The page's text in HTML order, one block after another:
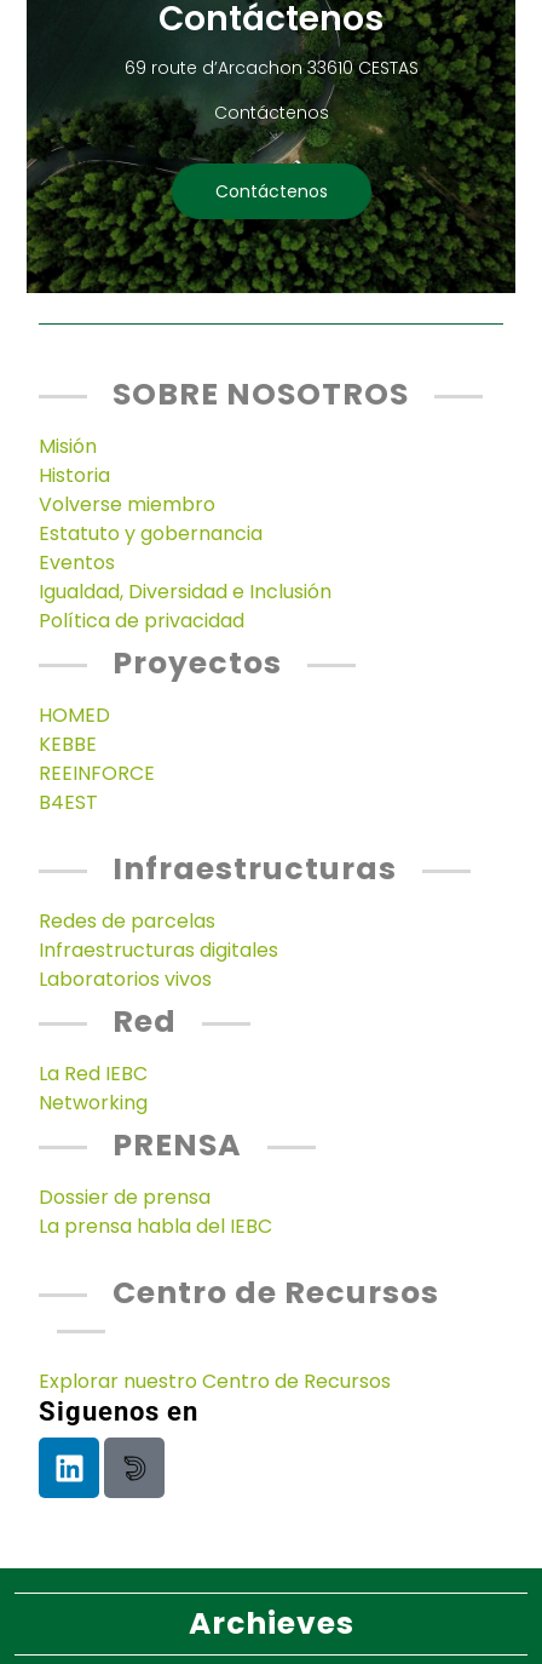
Contáctenos
69 route d’Arcachon 33610 CESTAS
Contáctenos
Contáctenos
SOBRE NOSOTROS
Misión
Historia
Volverse miembro
Estatuto y gobernancia
Eventos
Igualdad, Diversidad e Inclusión
Política de privacidad
Proyectos
HOMED
KEBBE
REEINFORCE
B4EST
Infraestructuras
Redes de parcelas
Infraestructuras digitales
Laboratorios vivos
Red
La Red IEBC
Networking
PRENSA
Dossier de prensa
La prensa habla del IEBC
Centro de Recursos
Explorar nuestro Centro de Recursos
Siguenos en
Archieves